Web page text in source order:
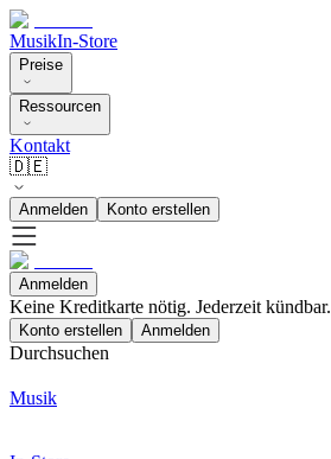
MusikIn-Store
Preise
Ressourcen
Kontakt
🇩🇪
Anmelden Konto erstellen
Anmelden
Keine Kreditkarte nötig. Jederzeit kündbar.
Konto erstellen Anmelden
Durchsuchen
Musik